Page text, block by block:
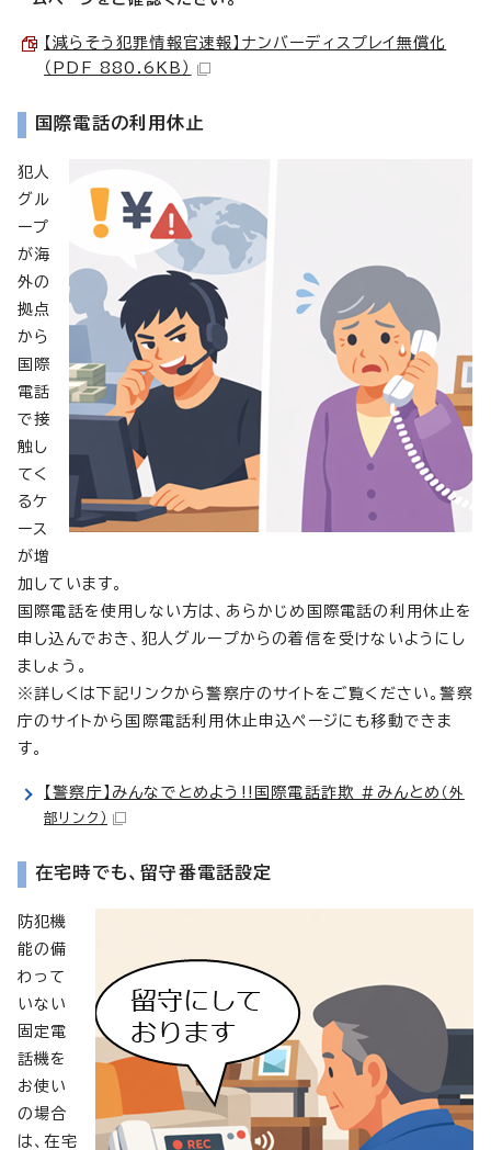
【減らそう犯罪情報官速報】ナンバーディスプレイ無償化
（PDF 880.6KB）
国際電話の利用休止
犯人
グル
ープ
が海
外の
拠点
から
国際
電話
で接
触し
てく
るケ
ース
が増
加しています。
国際電話を使用しない方は、あらかじめ国際電話の利用休止を
申し込んでおき、犯人グループからの着信を受けないようにし
ましょう。
※詳しくは下記リンクから警察庁のサイトをご覧ください。警察
庁のサイトから国際電話利用休止申込ページにも移動できま
す。
【警察庁】みんなでとめよう!!国際電話詐欺 #みんとめ （外
部リンク）
在宅時でも、留守番電話設定
防犯機
能の備
わって
いない
固定電
話機を
お使い
の場合
は、在宅